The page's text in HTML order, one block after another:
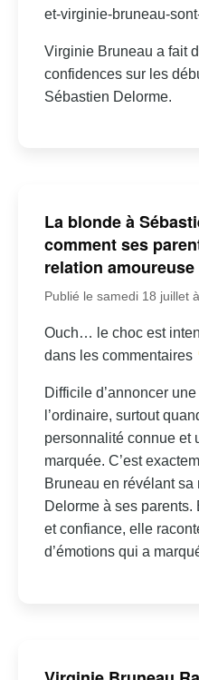
et-virginie-bruneau-
Virginie Bruneau a fait
confidences sur les
Sébastien Delorme.
La blonde à
comment ses
relation amoureuse
Publié le samedi 18 juillet
Ouch… le choc est
dans les commentaires
Difficile d’annoncer
l’ordinaire, surtout
personnalité connue et
marquée. C’est
Bruneau en révélant
Delorme à ses
et confiance, elle
d’émotions qui a